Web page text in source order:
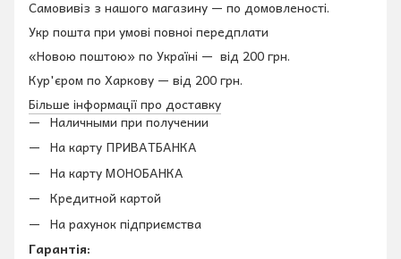
Самовивіз з нашого магазину — по домовленості.
Укр пошта при умові повноі передплати
«Новою поштою» по Україні — від 200 грн.
Кур'єром по Харкову — від 200 грн.
Більше інформації про доставку
Наличными при получении
На карту ПРИВАТБАНКА
На карту МОНОБАНКА
Кредитной картой
На рахунок підприємства
Гарантія: